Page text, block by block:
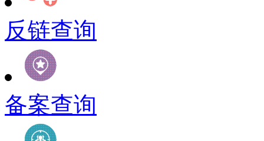
反链查询
备案查询